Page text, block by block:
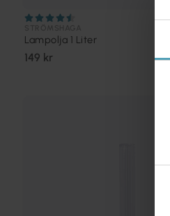
Lampolja 1 Liter
149 kr